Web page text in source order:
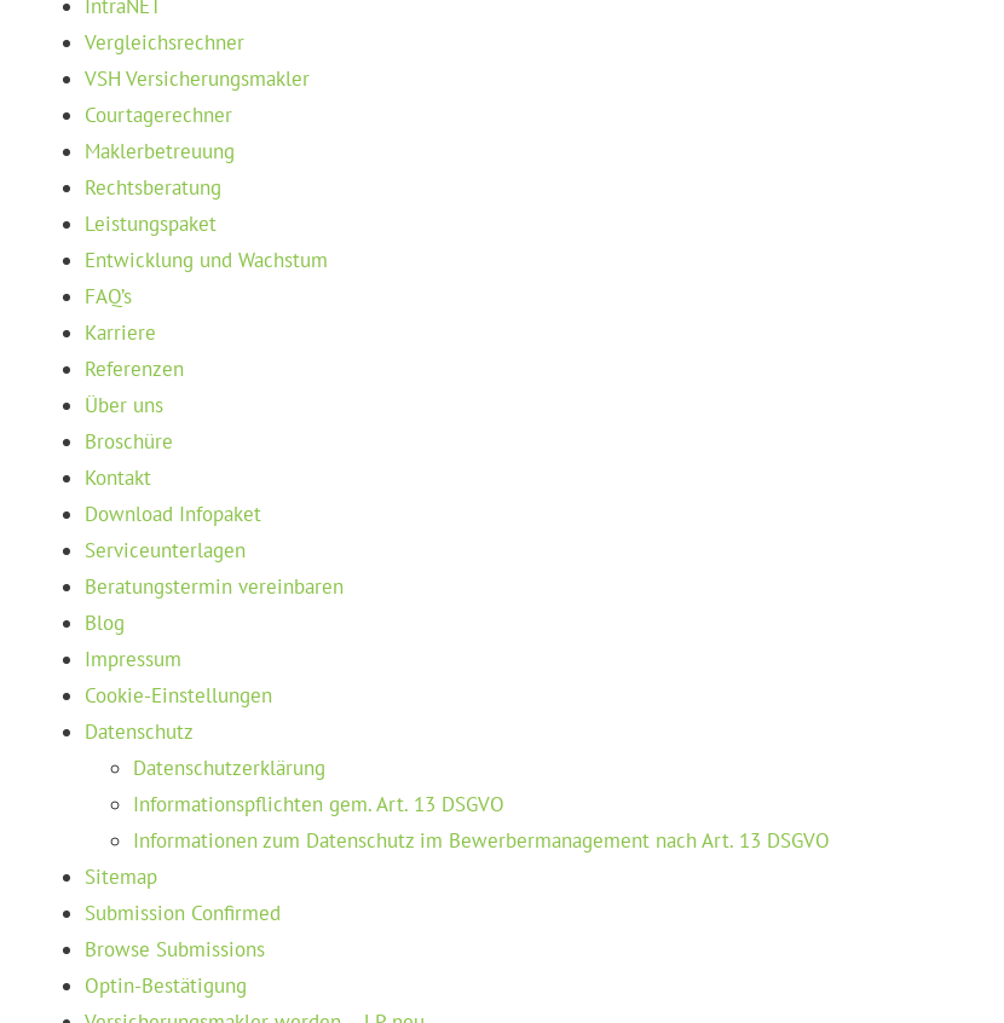
IntraNET
Vergleichsrechner
VSH Versicherungsmakler
Courtagerechner
Maklerbetreuung
Rechtsberatung
Leistungspaket
Entwicklung und Wachstum
FAQ’s
Karriere
Referenzen
Über uns
Broschüre
Kontakt
Download Infopaket
Serviceunterlagen
Beratungstermin vereinbaren
Blog
Impressum
Cookie-Einstellungen
Datenschutz
Datenschutzerklärung
Informationspflichten gem. Art. 13 DSGVO
Informationen zum Datenschutz im Bewerbermanagement nach Art. 13 DSGVO
Sitemap
Submission Confirmed
Browse Submissions
Optin-Bestätigung